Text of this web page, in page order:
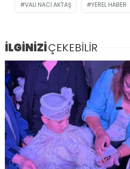
VALI NACI AKTAŞ YEREL HABER
İLGİNİZİÇEKEBİLİR